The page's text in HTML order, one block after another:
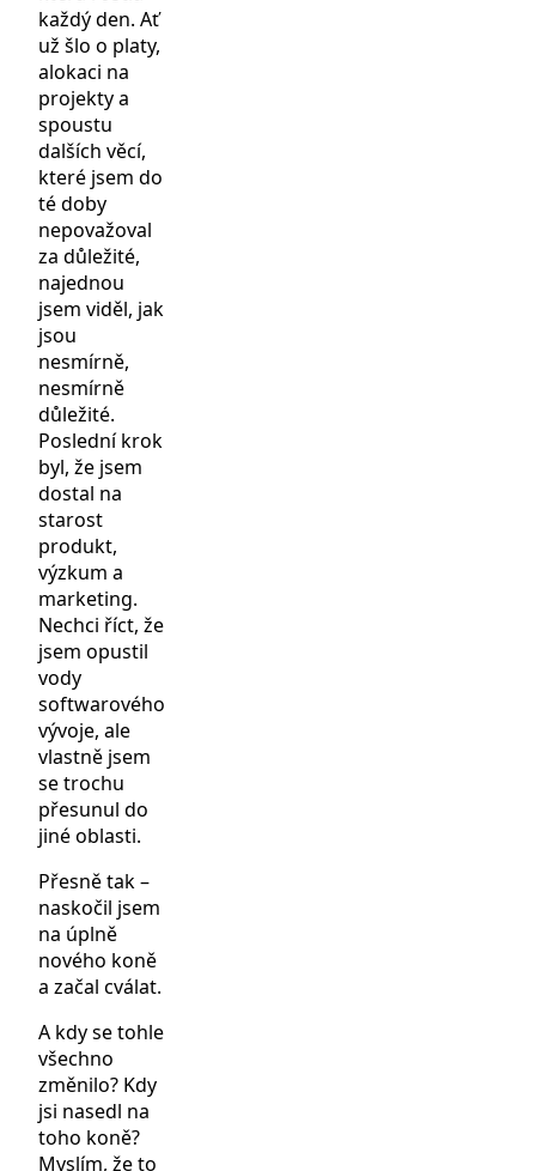
každý den. Ať
už šlo o platy,
alokaci na
projekty a
spoustu
dalších věcí,
které jsem do
té doby
nepovažoval
za důležité,
najednou
jsem viděl, jak
jsou
nesmírně,
nesmírně
důležité.
Poslední krok
byl, že jsem
dostal na
starost
produkt,
výzkum a
marketing.
Nechci říct, že
jsem opustil
vody
softwarového
vývoje, ale
vlastně jsem
se trochu
přesunul do
jiné oblasti.
Přesně tak –
naskočil jsem
na úplně
nového koně
a začal cválat.
A kdy se tohle
všechno
změnilo? Kdy
jsi nasedl na
toho koně?
Myslím, že to